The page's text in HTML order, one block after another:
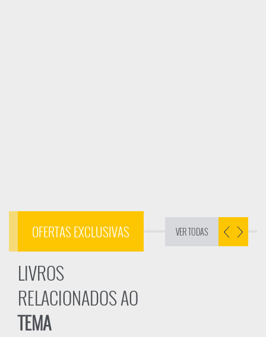
OFERTAS EXCLUSIVAS VER TODAS
LIVROS
RELACIONADOS AO
TEMA